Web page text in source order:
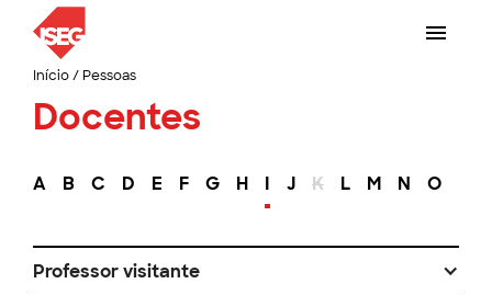
Início/ Pessoas
Docentes
A B C D E F G H I J K L M N O
Professor visitante